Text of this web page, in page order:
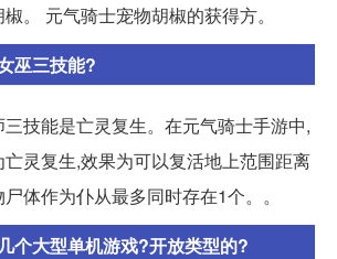
。 元气骑士宠物胡椒的获得方。
巫三技能?
技能是亡灵复生。在元气骑士手游中,
灵复生,效果为可以复活地上范围距离
体作为仆从最多同时存在1个。。
个大型单机游戏?开放类型的?